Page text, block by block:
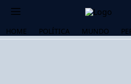
HOME POLÍTICA MUNDO